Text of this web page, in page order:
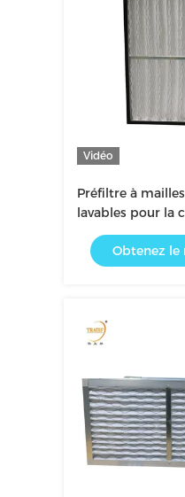
Vidéo
Préfiltre à
lavables pour la
salles blanches
Obtenez